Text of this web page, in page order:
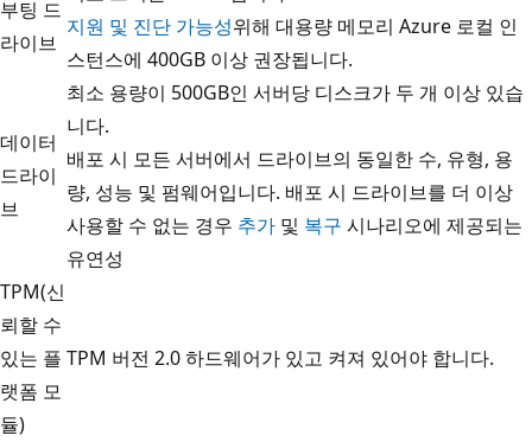
부팅 드
라이브
지원 및 진단 가능성위해 대용량 메모리 Azure 로컬 인
스턴스에 400GB 이상 권장됩니다.
데이터
드라이
브
최소 용량이 500GB인 서버당 디스크가 두 개 이상 있습
니다.
배포 시 모든 서버에서 드라이브의 동일한 수, 유형, 용
량, 성능 및 펌웨어입니다. 배포 시 드라이브를 더 이상
사용할 수 없는 경우 추가 및 복구 시나리오에 제공되는
유연성
TPM(신
뢰할 수
있는 플
랫폼 모
듈)
TPM 버전 2.0 하드웨어가 있고 켜져 있어야 합니다.